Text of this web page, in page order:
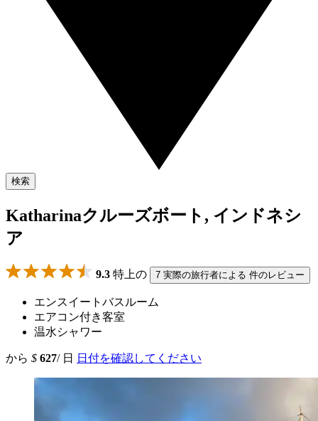
検索
Katharinaクルーズボート, インドネシ
ア
9.3 特上の 7 実際の旅行者による 件のレビュー
エンスイートバスルーム
エアコン付き客室
温水シャワー
から $ 627/ 日 日付を確認してください